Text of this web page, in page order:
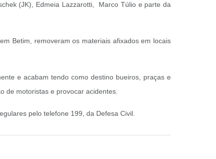
(JK), Edmeia Lazzarotti, Marco Túlio e parte da
Betim, removeram os materiais afixados em locais
e acabam tendo como destino bueiros, praças e
de motoristas e provocar acidentes.
pelo telefone 199, da Defesa Civil.